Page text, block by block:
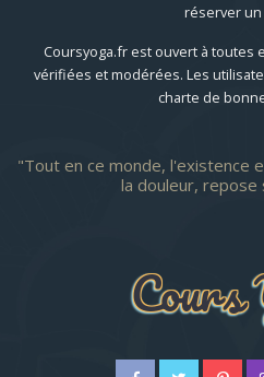
réserver un
Coursyoga.fr est ouvert à toutes
vérifiées et modérées. Les
charte de
Tout en ce monde, l'existence
la douleur, repose